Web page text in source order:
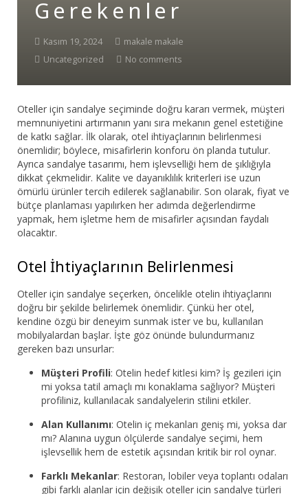
Bar Sandalyesi
Plastik Sandalye
Dış Mekan Sandalyeler
Masalar
Gerekenler
Kasım 19, 2024
makale makale
Uncategorized
No comments
Oteller için sandalye seçiminde doğru kararı vermek, müşteri
memnuniyetini artırmanın yanı sıra mekanın genel estetiğine
de katkı sağlar. İlk olarak, otel ihtiyaçlarının belirlenmesi
önemlidir; böylece, misafirlerin konforu ön planda tutulur.
Ayrıca sandalye tasarımı, hem işlevselliği hem de şıklığıyla
dikkat çekmelidir. Kalite ve dayanıklılık kriterleri ise uzun
ömürlü ürünler tercih edilerek sağlanabilir. Son olarak, fiyat ve
bütçe planlaması yapılırken her adımda değerlendirme
yapmak, hem işletme hem de misafirler açısından faydalı
olacaktır.
Otel İhtiyaçlarının Belirlenmesi
Oteller için sandalye seçerken, öncelikle otelin ihtiyaçlarını
doğru bir şekilde belirlemek önemlidir. Çünkü her otel,
kendine özgü bir deneyim sunmak ister ve bu, kullanılan
mobilyalardan başlar. İşte göz önünde bulundurmanız
gereken bazı unsurlar:
Müşteri Profili: Otelin hedef kitlesi kim? İş gezileri için
mi yoksa tatil amaçlı mı konaklama sağlıyor? Müşteri
profiliniz, kullanılacak sandalyelerin stilini etkiler.
Alan Kullanımı: Otelin iç mekanları geniş mi, yoksa dar
mı? Alanına uygun ölçülerde sandalye seçimi, hem
işlevsellik hem de estetik açısından kritik bir rol oynar.
Farklı Mekanlar: Restoran, lobiler veya toplantı odaları
gibi farklı alanlar için değişik oteller için sandalye türleri